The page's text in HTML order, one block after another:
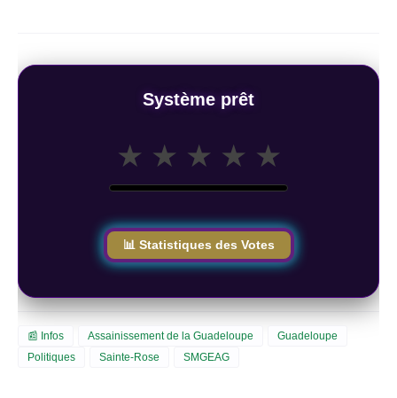
Système prêt
★ ★ ★ ★ ★
📊 Statistiques des Votes
📰 Infos Assainissement de la Guadeloupe
Guadeloupe
Politiques
Sainte-Rose SMGEAG